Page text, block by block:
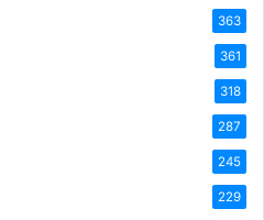
363
361
318
287
245
229